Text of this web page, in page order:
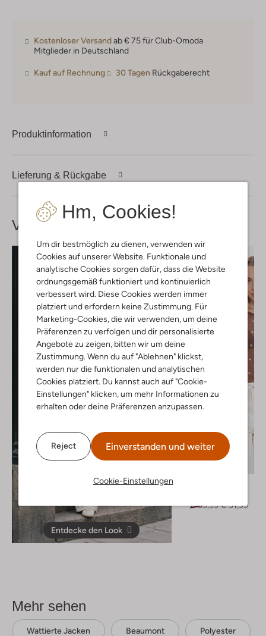
Hm, Cookies!
Um dir bestmöglich zu dienen, verwenden wir
Cookies auf unserer Website. Funktionale und
analytische Cookies sorgen dafür, dass die Website
ordnungsgemäß funktioniert und kontinuierlich
verbessert wird. Diese Cookies werden immer
platziert und erfordern keine Zustimmung. Für
Marketing-Cookies, die wir verwenden, um deine
Präferenzen zu verfolgen und dir personalisierte
Angebote zu zeigen, bitten wir um deine
Zustimmung. Wenn du auf "Ablehnen" klickst,
werden nur die funktionalen und analytischen
Cookies platziert. Du kannst auch auf "Cookie-
Einstellungen" klicken, um mehr Informationen zu
erhalten oder deine Präferenzen anzupassen.
Reject Einverstanden und weiter
Cookie-Einstellungen
Kostenloser Versandab € 75 für Club-Omoda
Mitglieder in Deutschland
Kauf auf Rechnung 30 Tagen Rückgaberecht
Produktinformation
Lieferung & Rückgabe
Vervollständige deinen
Entdecke den Look
Letzter Artikel
€ 39,99 € 31,99
Mehr sehen
Wattierte Jacken Beaumont Polyester